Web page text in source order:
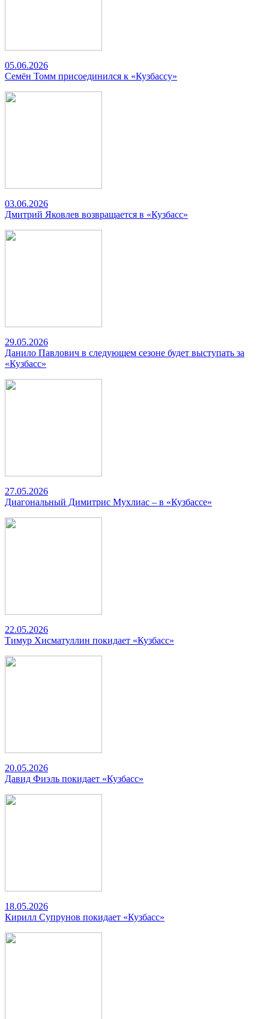
05.06.2026
Семён Томм присоединился к «Кузбассу»
03.06.2026
Дмитрий Яковлев возвращается в «Кузбасс»
29.05.2026
Данило Павлович в следующем сезоне будет выступать за
«Кузбасс»
27.05.2026
Диагональный Димитрис Мухлиас – в «Кузбассе»
22.05.2026
Тимур Хисматуллин покидает «Кузбасс»
20.05.2026
Давид Фиэль покидает «Кузбасс»
18.05.2026
Кирилл Супрунов покидает «Кузбасс»